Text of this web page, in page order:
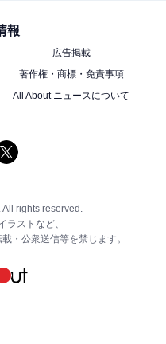
報
広告掲載
著作権・商標・免責事項
All About ニュースについて
rights reserved.
ラストなど、
・公衆送信等を禁じます。